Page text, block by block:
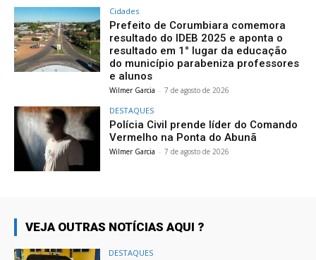
Cidades
Prefeito de Corumbiara comemora
resultado do IDEB 2025 e aponta o
resultado em 1° lugar da educação
do município parabeniza professores
e alunos
Wilmer Garcia - 7 de agosto de 2026
DESTAQUES
Polícia Civil prende líder do Comando
Vermelho na Ponta do Abunã
Wilmer Garcia - 7 de agosto de 2026
VEJA OUTRAS NOTÍCIAS AQUI ?
DESTAQUES